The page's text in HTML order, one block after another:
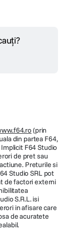
(prin
din partea F64,
F64 Studio
de pret sau
Preturile si
Studio SRL pot
de factori externi
S.R.L. isi
in afisare care
de acuratete